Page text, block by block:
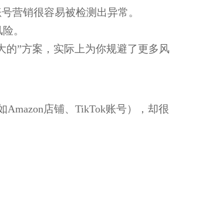
营销很容易被检测出异常。
。
的”方案，实际上为你规避了更多风
Amazon店铺、TikTok账号），却很